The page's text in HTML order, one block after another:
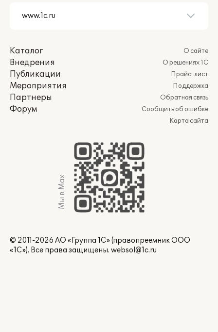
Каталог
Внедрения
Публикации
Мероприятия
Партнеры
Форум
О сайте
О решениях 1С
Прайс-лист
Поддержка
Обратная связь
Сообщить об ошибке
Карта сайта
Мы в Max
© 2011-2026 АО «Группа 1С» (правопреемник ООО
«1С»). Все права защищены. websol@1c.ru